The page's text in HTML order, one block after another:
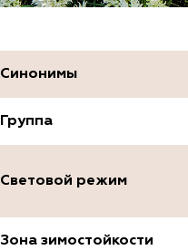
Синонимы
Группа
Световой режим
Зона зимостойкости